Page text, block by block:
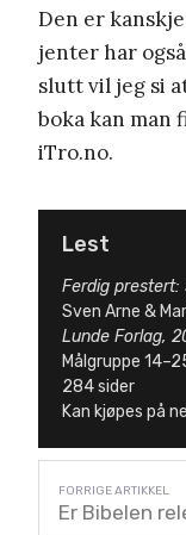
Den er
jenter har
slutt vil jeg si
boka kan man
iTro.no.
Lest
Ferdig
Sven Arne &
Lunde Forlag,
Målgruppe
284 sider
Kan kjøpes på
Er Bibelen